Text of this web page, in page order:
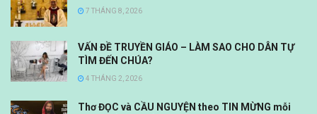
7 THÁNG 8, 2026
VẤN ĐỀ TRUYỀN GIÁO – LÀM SAO CHO DÂN TỰ
TÌM ĐẾN CHÚA?
4 THÁNG 2, 2026
Thơ ĐỌC và CẦU NGUYỆN theo TIN MỪNG mỗi